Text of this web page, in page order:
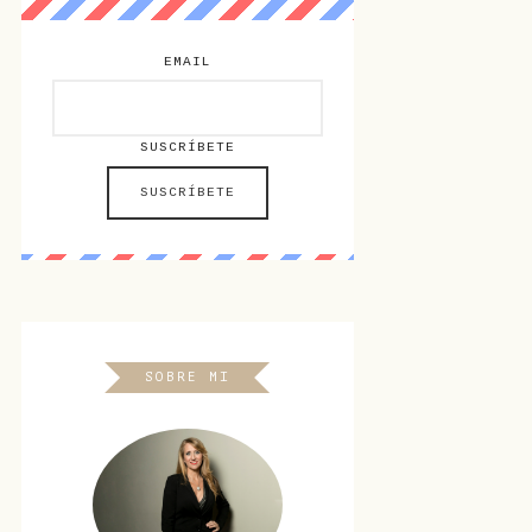
EMAIL
SUSCRÍBETE
SOBRE MI